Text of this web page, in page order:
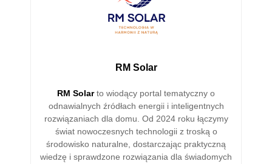
RM Solar
RM Solarto wiodący portal tematyczny o
odnawialnych źródłach energii i inteligentnych
rozwiązaniach dla domu. Od 2024 roku łączymy
świat nowoczesnych technologii z troską o
środowisko naturalne, dostarczając praktyczną
wiedzę i sprawdzone rozwiązania dla świadomych